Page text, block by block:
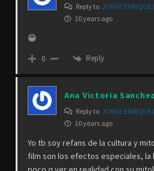
Reply to JORGE
10 years ago
😀
0 Reply
Ana Victoria
Reply to JORGE
10 years ago
Yo tb soy refans de la cultura y
film son los efectos especiales, la